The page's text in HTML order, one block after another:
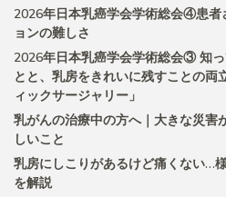
2026年日本乳癌学会学術総会④患者
ョンの難しさ
2026年日本乳癌学会学術総会③ 知
とと、乳房をきれいに残すことの両
ィックサージャリー」
乳がんの治療中の方へ｜大きな災害
しいこと
乳房にしこりがあるけど痛くない…
を解説